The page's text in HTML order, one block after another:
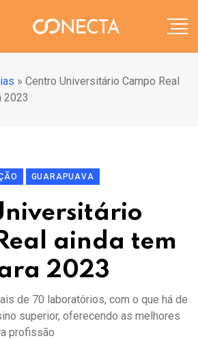
» Centro Universitário Campo Real
2023
GUARAPUAVA
ainda tem
2023
de 70 laboratórios, com o que há de
superior, oferecendo as melhores
profissão